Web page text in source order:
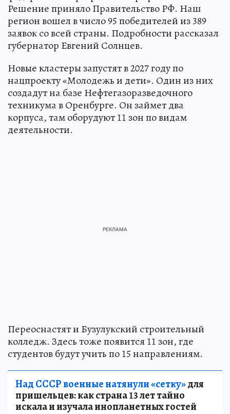
Решение приняло Правительство РФ. Наш
регион вошел в число 95 победителей из 389
заявок со всей страны. Подробности рассказал
губернатор Евгений Солнцев.
Новые кластеры запустят в 2027 году по
нацпроекту «Молодежь и дети». Один из них
создадут на базе Нефтегазоразведочного
техникума в Оренбурге. Он займет два
корпуса, там оборудуют 11 зон по видам
деятельности.
Переоснастят и Бузулукский строительный
колледж. Здесь тоже появится 11 зон, где
студентов будут учить по 15 направлениям.
Над СССР военные натянули «сетку»для
пришельцев: как страна 13 лет тайно
искала и изучала инопланетных гостей